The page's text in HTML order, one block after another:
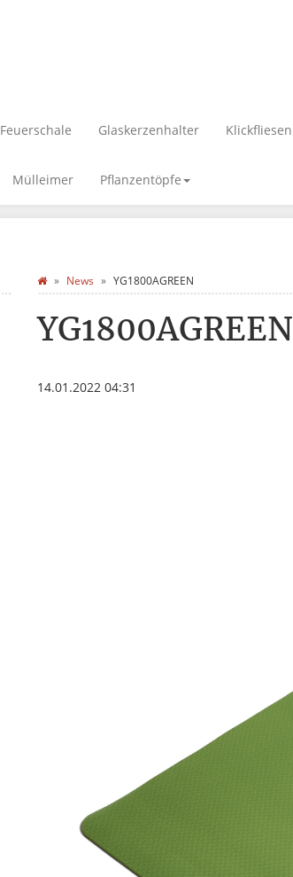
Feuerschale Glaskerzenhalter Klickfliesen
Mülleimer Pflanzentöpfe
News YG1800AGREEN
YG1800AGREEN
14.01.2022 04:31